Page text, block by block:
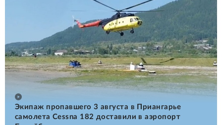
Экипаж пропавшего 3 августа в Приангарье
самолета Cessna 182 доставили в аэропорт